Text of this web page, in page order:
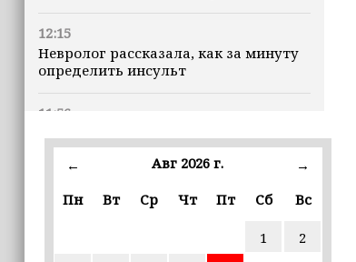
12:15
Невролог рассказала, как за минуту
определить инсульт
11:56
моста
11:06
В Тольятти пенсионер передал
мошенникам куски газет под видом
← Авг 2026 г.
→
Пн
Вт Ср Чт Пт Сб Вс
1
2